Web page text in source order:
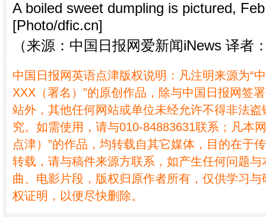
A boiled sweet dumpling is pictured,
[Photo/dfic.cn]
（来源：中国日报网爱新闻iNews 译者
中国日报网英语点津版权说明：凡注明来源为“
XXX（署名）”的原创作品，除与中国日报网签
站外，其他任何网站或单位未经允许不得非法
究。如需使用，请与010-84883631联系；凡本
点津）”的作品，均转载自其它媒体，目的在于
转载，请与稿件来源方联系，如产生任何问题
曲、电影片段，版权归原作者所有，仅供学习
权证明，以便尽快删除。